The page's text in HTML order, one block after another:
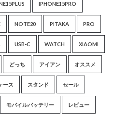
IPHONE15PRO
NOTE20 PITAKA PRO
USB-C WATCH XIAOMI
どっち アイアン オススメ
ース スタンド セール
モバイルバッテリー レビュー